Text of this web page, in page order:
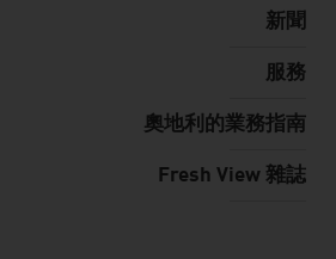
新聞
服務
奧地利的業務指南
Fresh View 雜誌